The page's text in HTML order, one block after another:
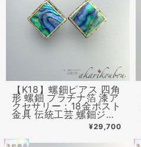
【K18】螺鈿ピアス 四角
形 螺鈿 プラチナ箔 漆ア
クセサリー：18金ポスト
金具 伝統工芸 螺鈿ジュ
エリー 金沢漆器 ¥29,700